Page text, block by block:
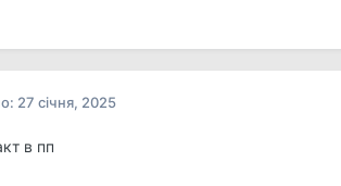
27 січня, 2025
в пп